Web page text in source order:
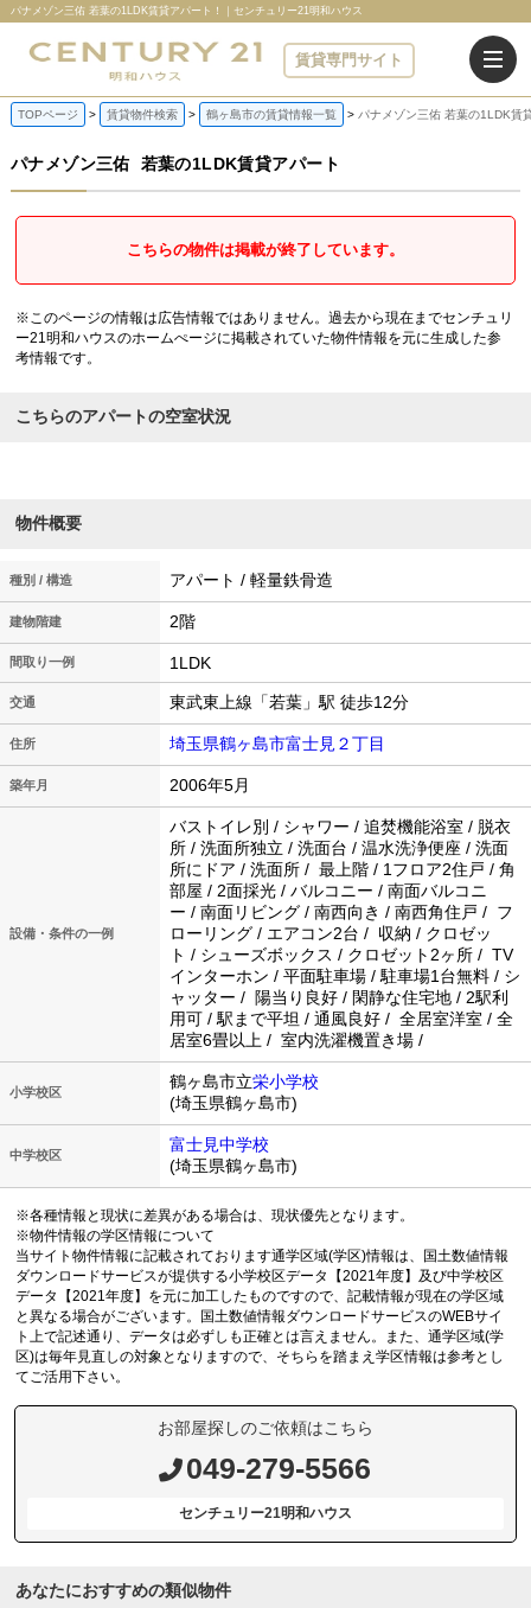
賃貸専門サイト
パナメゾン三佑 若葉の1LDK賃貸アパート！｜センチュリー21明和ハウス
TOPページ 賃貸物件検索 鶴ヶ島市の賃貸情報一覧 パナメゾン三佑 若葉の1LDK賃
パナメゾン三佑 若葉の1LDK賃貸アパート
こちらの物件は掲載が終了しています。
※このページの情報は広告情報ではありません。過去から現在までセンチュリ
ー21明和ハウスのホームぺージに掲載されていた物件情報を元に生成した参
考情報です。
こちらのアパートの空室状況
物件概要
種別 / 構造 アパート / 軽量鉄骨造
建物階建 2階
間取り一例 1LDK
交通 東武東上線「若葉」駅 徒歩12分
住所 埼玉県鶴ヶ島市富士見２丁目
築年月 2006年5月
設備・条件の一例
バストイレ別 / シャワー / 追焚機能浴室 / 脱衣
所 / 洗面所独立 / 洗面台 / 温水洗浄便座 / 洗面
所にドア / 洗面所 / 最上階 / 1フロア2住戸 / 角
部屋 / 2面採光 / バルコニー / 南面バルコニ
ー / 南面リビング / 南西向き / 南西角住戸 / フ
ローリング / エアコン2台 / 収納 / クロゼッ
ト / シューズボックス / クロゼット2ヶ所 / TV
インターホン / 平面駐車場 / 駐車場1台無料 / シ
ャッター / 陽当り良好 / 閑静な住宅地 / 2駅利
用可 / 駅まで平坦 / 通風良好 / 全居室洋室 / 全
居室6畳以上 / 室内洗濯機置き場 /
小学校区
鶴ヶ島市立栄小学校
(埼玉県鶴ヶ島市)
中学校区
富士見中学校
(埼玉県鶴ヶ島市)
※各種情報と現状に差異がある場合は、現状優先となります。
※物件情報の学区情報について
当サイト物件情報に記載されております通学区域(学区)情報は、国土数値情報
ダウンロードサービスが提供する小学校区データ【2021年度】及び中学校区
データ【2021年度】を元に加工したものですので、記載情報が現在の学区域
と異なる場合がございます。国土数値情報ダウンロードサービスのWEBサイ
ト上で記述通り、データは必ずしも正確とは言えません。また、通学区域(学
区)は毎年見直しの対象となりますので、そちらを踏まえ学区情報は参考とし
てご活用下さい。
お部屋探しのご依頼はこちら
049-279-5566
センチュリー21明和ハウス
あなたにおすすめの類似物件